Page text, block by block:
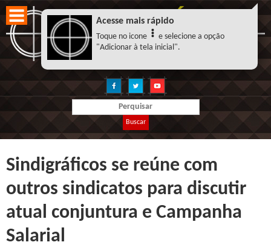
Buscar
Sindigráficos se reúne com
outros sindicatos para discutir
atual conjuntura e Campanha
Salarial
Acesse mais rápido
Toque no icone
e selecione a opção
"Adicionar à tela inicial".